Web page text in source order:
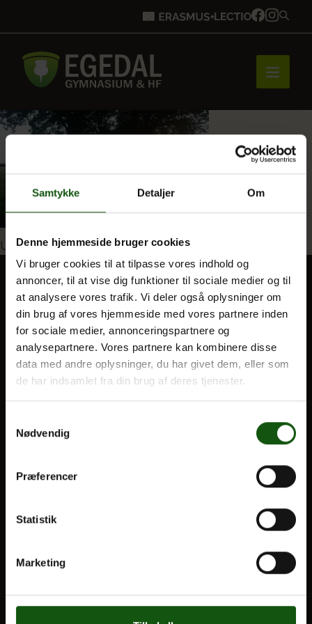
Samtykke Detaljer Om
Denne hjemmeside bruger cookies
Vi bruger cookies til at tilpasse vores indhold og
annoncer, til at vise dig funktioner til sociale medier og til
at analysere vores trafik. Vi deler også oplysninger om
din brug af vores hjemmeside med vores partnere inden
for sociale medier, annonceringspartnere og
analysepartnere. Vores partnere kan kombinere disse
data med andre oplysninger, du har givet dem, eller som
de har indsamlet fra din brug af deres tjenester.
Nødvendig
Præferencer
Statistik
Marketing
Forside
Brobygning
Bliv elev
Vores uddannelser
Om E.G.
Indlægsnavigation
Udgivet i9_126164954112741_2606775352718343
BLIV ELEV
Optagelse
Til forældre
HF
Kontakt
Ferieplan
Tal og Oplysninger